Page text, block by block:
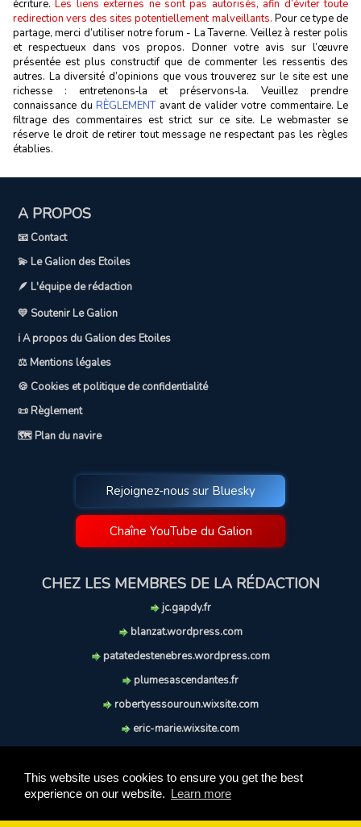
This website uses cookies to ensure you get the best
experience on our website. Learn more
écriture.Les liens externes ne sont pas autorisés, afin d’éviter toute
redirection vers des sites potentiellement malveillants. Pour ce type de
partage, merci d’utiliser notre forum - La Taverne. Veillez à rester polis
et respectueux dans vos propos. Donner votre avis sur l’œuvre
présentée est plus constructif que de commenter les ressentis des
autres. La diversité d’opinions que vous trouverez sur le site est une
richesse : entretenons‑la et préservons‑la. Veuillez prendre
connaissance du RÈGLEMENTavant de valider votre commentaire. Le
filtrage des commentaires est strict sur ce site. Le webmaster se
réserve le droit de retirer tout message ne respectant pas les règles
établies.
A PROPOS
📧 Contact
💫 Le Galion des Etoiles
🪶 L'équipe de rédaction
💛 Soutenir Le Galion
ℹ️ A propos du Galion des Etoiles
⚖️ Mentions légales
🍪 Cookies et politique de confidentialité
📜 Règlement
🗺️ Plan du navire
Rejoignez-nous sur Bluesky
Chaîne YouTube du Galion
CHEZ LES MEMBRES DE LA RÉDACTION
jc.gapdy.fr
blanzat.wordpress.com
patatedestenebres.wordpress.com
plumesascendantes.fr
robertyessouroun.wixsite.com
eric-marie.wixsite.com
soufflereve.blogspot.com
Ce site est réalisé et maintenu avec coeur et passion.